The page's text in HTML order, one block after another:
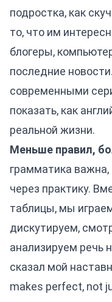
подростка, как
то, что им
блогеры,
последние
современными
показать, как
реальной жизни.
Меньше правил,
грамматика важна,
через практику.
таблицы, мы
дискутируем,
анализируем речь
сказал мой
makes perfect, not